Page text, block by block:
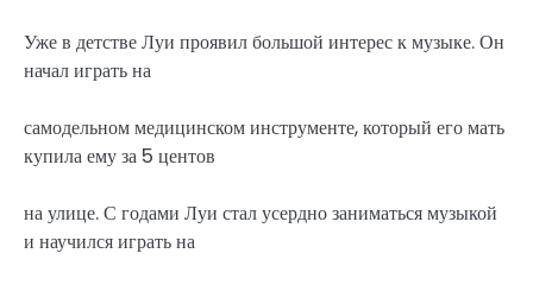
Уже в детстве Луи проявил большой интерес к музыке. Он
начал играть на
самодельном медицинском инструменте, который его мать
купила ему за 5 центов
на улице. С годами Луи стал усердно заниматься музыкой
и научился играть на